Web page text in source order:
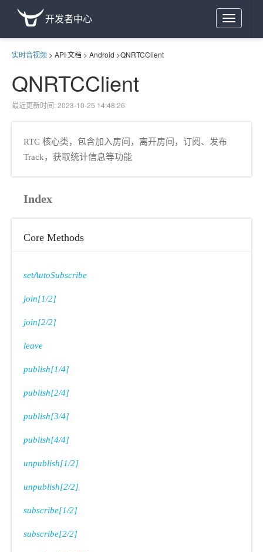
Toggle
navigation
开发者中心
实时音视频 > API 文档 > Android >QNRTCClient
QNRTCClient
最近更新时间: 2023-10-25 14:48:26
RTC 核心类，包含加入房间，离开房间，订阅、发布
Track，获取统计信息等功能
Index
Core Methods
setAutoSubscribe
join[1/2]
join[2/2]
leave
publish[1/4]
publish[2/4]
publish[3/4]
publish[4/4]
unpublish[1/2]
unpublish[2/2]
subscribe[1/2]
subscribe[2/2]